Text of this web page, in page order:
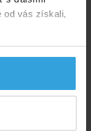
od vás získali,